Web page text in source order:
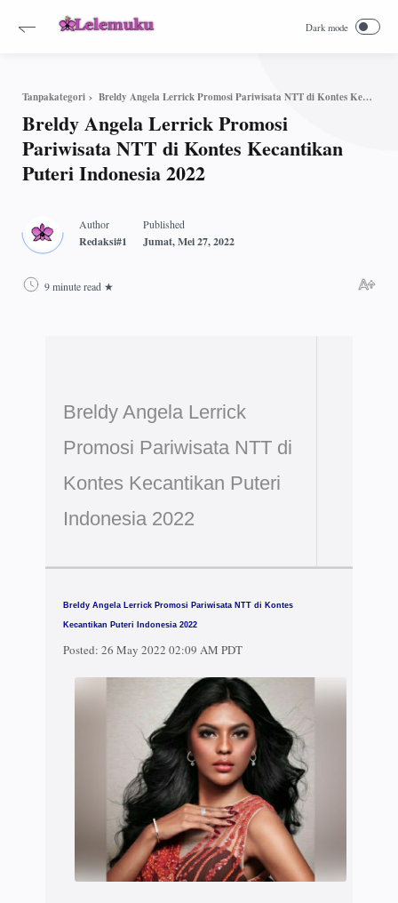
Tanpakategori Breldy Angela Lerrick Promosi Pariwisata NTT di Kontes Kecantikan Puteri Indonesia 2022
Breldy Angela Lerrick Promosi
Pariwisata NTT di Kontes Kecantikan
Puteri Indonesia 2022
9 minute read
Breldy Angela Lerrick
Promosi Pariwisata NTT di
Kontes Kecantikan Puteri
Indonesia 2022
Breldy Angela Lerrick Promosi Pariwisata NTT di Kontes
Kecantikan Puteri Indonesia 2022
Posted: 26 May 2022 02:09 AM PDT